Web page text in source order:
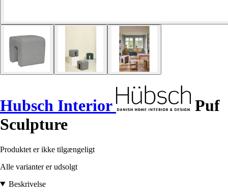
Hubsch Interior
Puf
Sculpture
Produktet er ikke tilgængeligt
Alle varianter er udsolgt
Beskrivelse